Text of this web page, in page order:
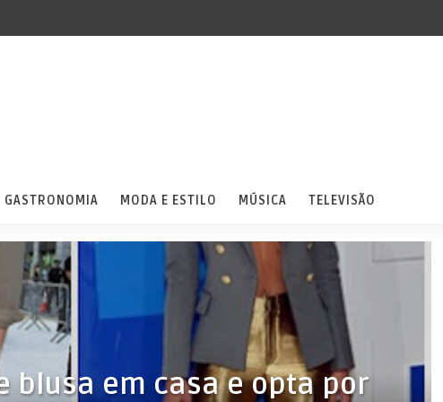
GASTRONOMIA MODA E ESTILO MÚSICA TELEVISÃO
blusa em casa e opta por